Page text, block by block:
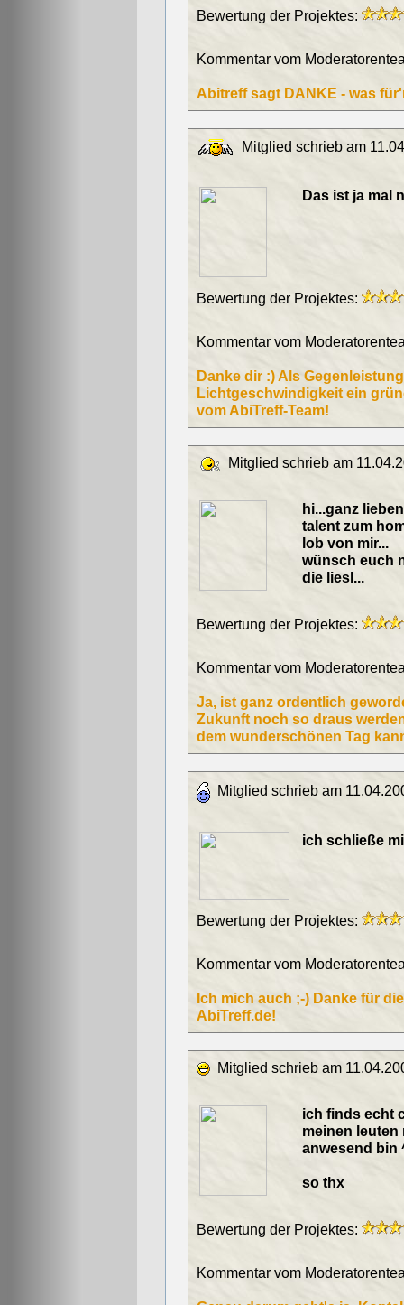
Bewertung der Projektes:
Kommentar vom
Abitreff sagt DANKE - was
Mitglied schrieb am
Das ist ja mal
Bewertung der Projektes:
Kommentar vom
Danke dir :) Als
Lichtgeschwindigkeit ein
vom AbiTreff-Team!
Mitglied schrieb am
hi...ganz
talent zum
lob von mir...
wünsch euch
die liesl...
Bewertung der Projektes:
Kommentar vom
Ja, ist ganz ordentlich
Zukunft noch so draus
dem wunderschönen Tag
Mitglied schrieb am
ich schließe
Bewertung der Projektes:
Kommentar vom
Ich mich auch ;-) Danke für
AbiTreff.de!
Mitglied schrieb am
ich finds echt
meinen leuten
anwesend bin
so thx
Bewertung der Projektes:
Kommentar vom